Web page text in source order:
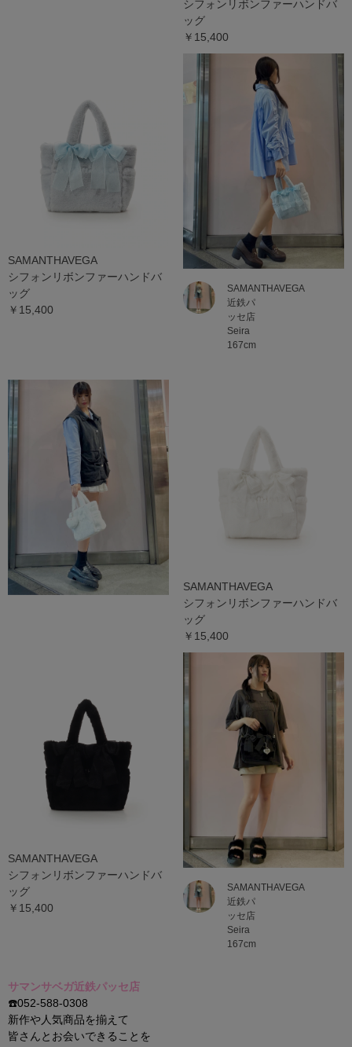
シフォンリボンファーハンドバ
ッグ
￥15,400
SAMANTHAVEGA
シフォンリボンファーハンドバ
ッグ
￥15,400
SAMANTHAVEGA
近鉄パ
ッセ店
Seira
167cm
SAMANTHAVEGA
シフォンリボンファーハンドバ
ッグ
￥15,400
SAMANTHAVEGA
シフォンリボンファーハンドバ
ッグ
￥15,400
SAMANTHAVEGA
近鉄パ
ッセ店
Seira
167cm
サマンサベガ近鉄パッセ店
☎️052-588-0308
新作や人気商品を揃えて
皆さんとお会いできることを